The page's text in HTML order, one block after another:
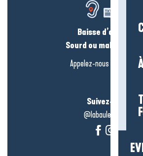
Baisse d’audition
Sourd ou
Appelez-nous en
Suivez-nous !
@labauleguérande